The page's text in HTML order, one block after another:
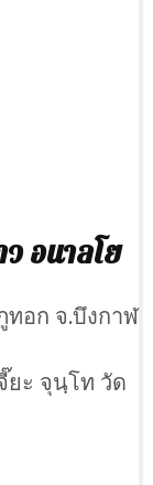
อนาลโย
ทอก จ.บึงกาฬ
ยะ จุนฺโท วัด